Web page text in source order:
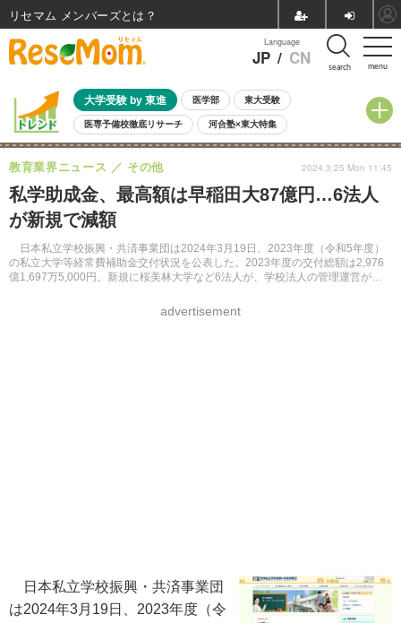
menu
Language
JP / CN search
大学受験 by 東進 医学部 東大受験
医専予備校徹底リサーチ 河合塾×東大特集
親子で考える大学選び 高校受験 中学受験 小学校受験
共通テスト 夏休み 8月開催学校説明会・相談会
8月開催イベント・WS 全国公立高校 過去問 人気記事
自由研究教材（小学生向け）
私学助成金、最高額は早稲田大87億円…6法人
が新規で減額
日本私立学校振興・共済事業団は2024年3月19日、2023年度（令和5年度）
の私立大学等経常費補助金交付状況を公表した。2023年度の交付総額は2,976
億1,697万5,000円。新規に桜美林大学など6法人が、学校法人の管理運営が適
教育業界ニュース その他
advertisement
2024.3.25 Mon 11:45
日本私立学校振興・共済事業団
は2024年3月19日、2023年度（令
リセマム メンバーズ